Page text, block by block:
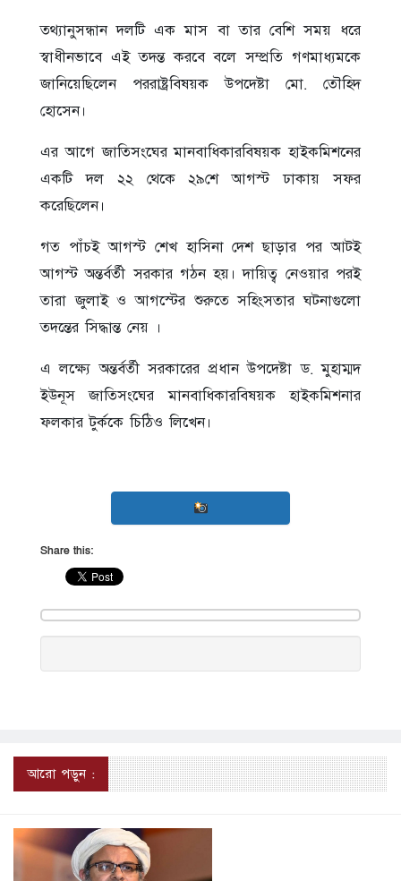
তথ্যানুসন্ধান দলটি এক মাস বা তার বেশি সময় ধরে
স্বাধীনভাবে এই তদন্ত করবে বলে সম্প্রতি গণমাধ্যমকে
জানিয়েছিলেন পররাষ্ট্রবিষয়ক উপদেষ্টা মো. তৌহিদ
হোসেন।
এর আগে জাতিসংঘের মানবাধিকারবিষয়ক হাইকমিশনের
একটি দল ২২ থেকে ২৯শে আগস্ট ঢাকায় সফর
করেছিলেন।
গত পাঁচই আগস্ট শেখ হাসিনা দেশ ছাড়ার পর আটই
আগস্ট অন্তর্বর্তী সরকার গঠন হয়। দায়িত্ব নেওয়ার পরই
তারা জুলাই ও আগস্টের শুরুতে সহিংসতার ঘটনাগুলো
তদন্তের সিদ্ধান্ত নেয় ।
এ লক্ষ্যে অন্তর্বর্তী সরকারের প্রধান উপদেষ্টা ড. মুহাম্মদ
ইউনূস জাতিসংঘের মানবাধিকারবিষয়ক হাইকমিশনার
ফলকার টুর্ককে চিঠিও লিখেন।
Share this:
আরো পড়ুন :